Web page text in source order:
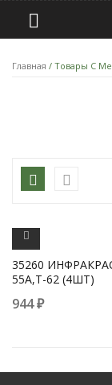
Главная / Товары С
35260
55A,T-62 (4ШТ)
944₽